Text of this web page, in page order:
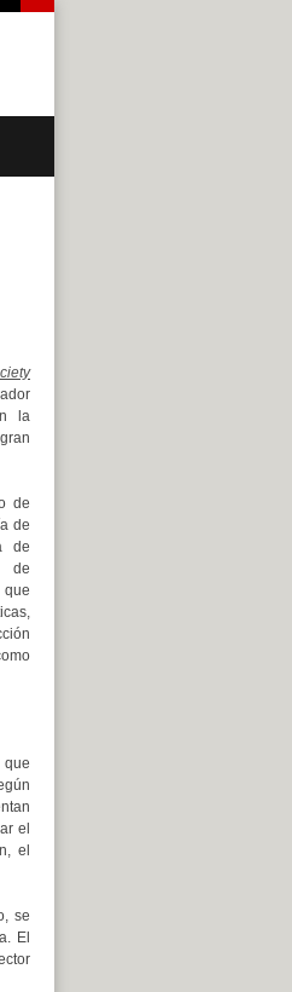
la
de
de
de
de
el
el
se
El